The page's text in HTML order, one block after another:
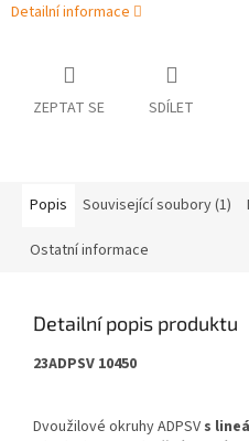
Detailní informace
ZEPTAT SE SDÍLET
Popis Související soubory (1)
Ostatní informace
Detailní popis produktu
23ADPSV 10450
Dvoužilové okruhy ADPSV s